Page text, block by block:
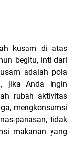
kusam di atas
begitu, inti dari
adalah pola
jika Anda ingin
rubah aktivitas
mengkonsumsi
panasan, tidak
makanan yang